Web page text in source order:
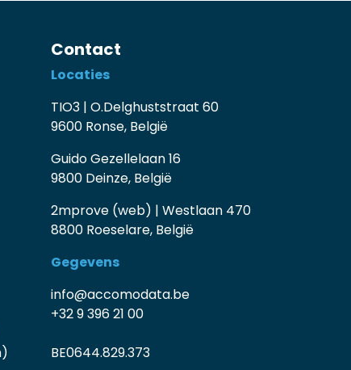
Contact
Locaties
TIO3 | O.Delghuststraat 60
9600 Ronse, België
Guido Gezellelaan 16
9800 Deinze, België
2mprove (web) | Westlaan 470
8800 Roeselare, België
Gegevens
info@accomodata.be
+32 9 396 21 00
BE0644.829.373